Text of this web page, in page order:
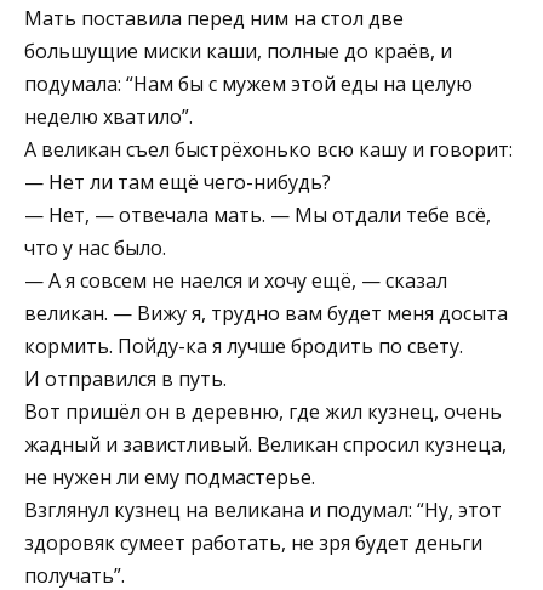
Мать поставила перед ним на стол две
большущие миски каши, полные до краёв, и
подумала: “Нам бы с мужем этой еды на целую
неделю хватило”.
А великан съел быстрёхонько всю кашу и говорит:
— Нет ли там ещё чего-нибудь?
— Нет, — отвечала мать. — Мы отдали тебе всё,
что у нас было.
— А я совсем не наелся и хочу ещё, — сказал
великан. — Вижу я, трудно вам будет меня досыта
кормить. Пойду-ка я лучше бродить по свету.
И отправился в путь.
Вот пришёл он в деревню, где жил кузнец, очень
жадный и завистливый. Великан спросил кузнеца,
не нужен ли ему подмастерье.
Взглянул кузнец на великана и подумал: “Ну, этот
здоровяк сумеет работать, не зря будет деньги
получать”.